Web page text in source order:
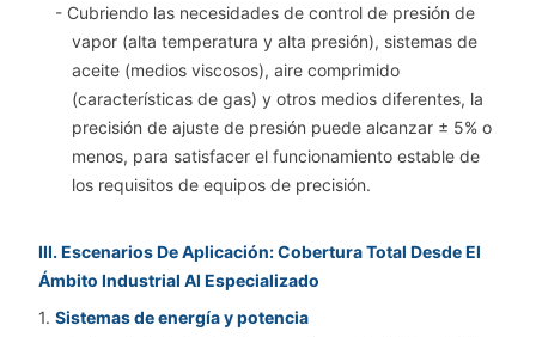
- Cubriendo las necesidades de control de presión de
vapor (alta temperatura y alta presión), sistemas de
aceite (medios viscosos), aire comprimido
(características de gas) y otros medios diferentes, la
precisión de ajuste de presión puede alcanzar ± 5% o
menos, para satisfacer el funcionamiento estable de
los requisitos de equipos de precisión.
III. Escenarios De Aplicación: Cobertura Total Desde El
Ámbito Industrial Al Especializado
1. Sistemas de energía y potencia